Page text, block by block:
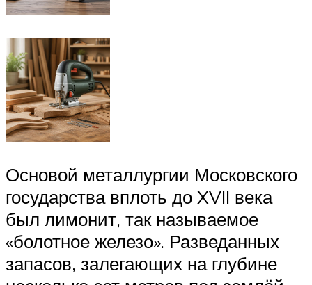
Основой металлургии Московского
государства вплоть до XVII века
был лимонит, так называемое
«болотное железо». Разведанных
запасов, залегающих на глубине